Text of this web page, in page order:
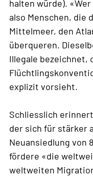
halten würde).
also Menschen, die
Mittelmeer, den
überqueren.
Illegale bezeichnet,
explizit vorsieht.
Schliesslich
der sich für stärker
Neuansiedlung von
fördere «die
weltweiten